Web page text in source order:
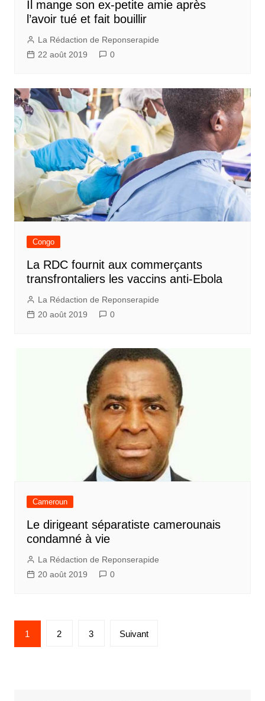
Il mange son ex-petite amie après
l’avoir tué et fait bouillir
La Rédaction de Reponserapide
22 août 2019
0
Congo
La RDC fournit aux commerçants
transfrontaliers les vaccins anti-Ebola
La Rédaction de Reponserapide
20 août 2019
0
Cameroun
Le dirigeant séparatiste camerounais
condamné à vie
La Rédaction de Reponserapide
20 août 2019
0
Pagination
des
1 2 3 Suivant